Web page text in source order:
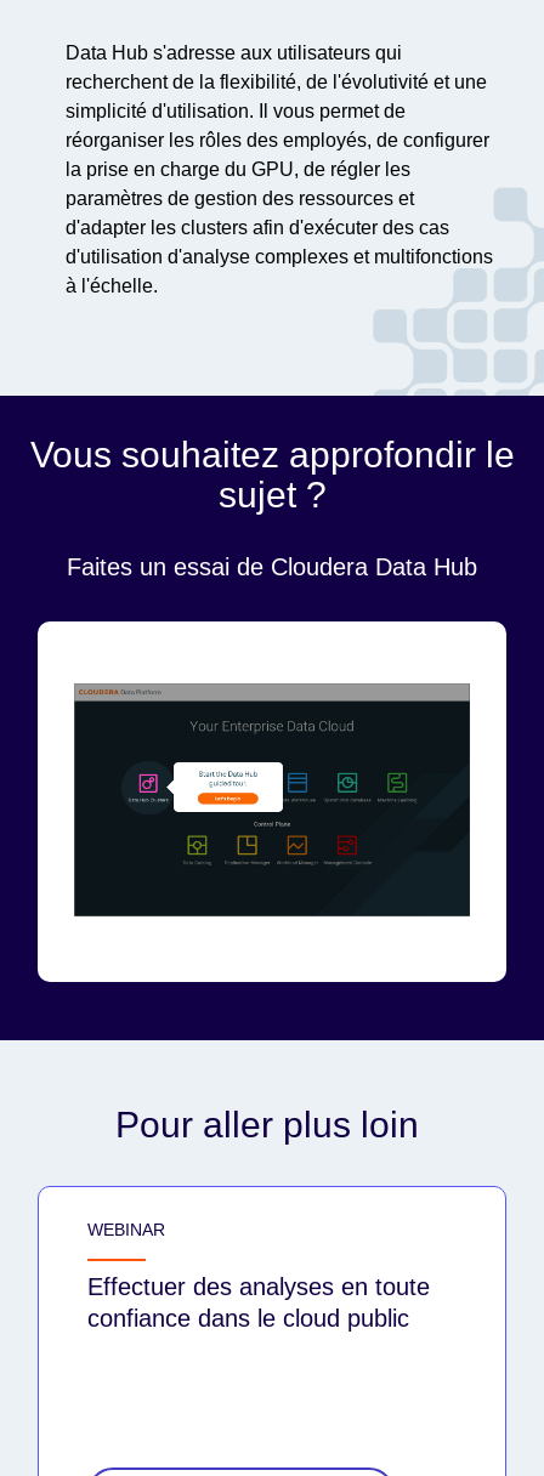
Data Hub s'adresse aux utilisateurs qui
recherchent de la flexibilité, de l'évolutivité et une
simplicité d'utilisation. Il vous permet de
réorganiser les rôles des employés, de configurer
la prise en charge du GPU, de régler les
paramètres de gestion des ressources et
d'adapter les clusters afin d'exécuter des cas
d'utilisation d'analyse complexes et multifonctions
à l'échelle.
Vous souhaitez approfondir le
sujet ?
Faites un essai de Cloudera Data Hub
Pour aller plus loin
WEBINAR
Effectuer des analyses en toute
confiance dans le cloud public